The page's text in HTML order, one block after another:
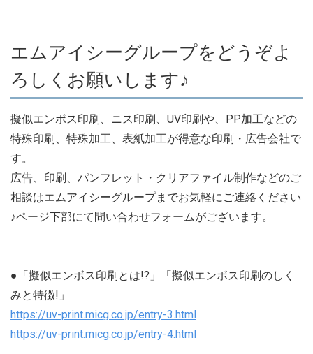
エムアイシーグループをどうぞよ
ろしくお願いします♪
擬似エンボス印刷、ニス印刷、UV印刷や、PP加工などの
特殊印刷、特殊加工、表紙加工が得意な印刷・広告会社で
す。
広告、印刷、パンフレット・クリアファイル制作などのご
相談はエムアイシーグループまでお気軽にご連絡ください
♪ページ下部にて問い合わせフォームがございます。
●「擬似エンボス印刷とは!?」「擬似エンボス印刷のしく
みと特徴!」
https://uv-print.micg.co.jp/entry-3.html
https://uv-print.micg.co.jp/entry-4.html